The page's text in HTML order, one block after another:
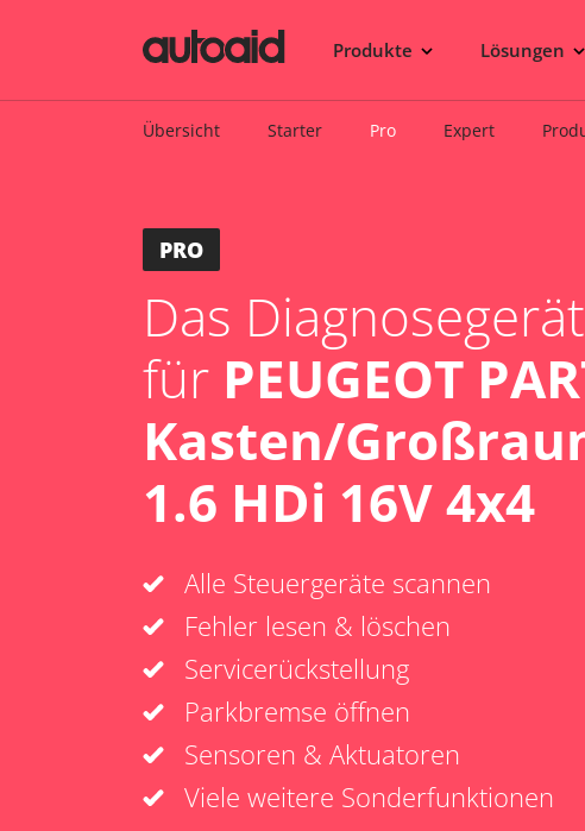
Produkte Lösungen
Übersicht Starter Pro Expert
PRO
Das
für PEUGEOT
Kasten/
1.6 HDi 16V 4x4
Alle Steuergeräte scannen
Fehler lesen & löschen
Servicerückstellung
Parkbremse öffnen
Sensoren & Aktuatoren
Viele weitere Sonderfunktionen